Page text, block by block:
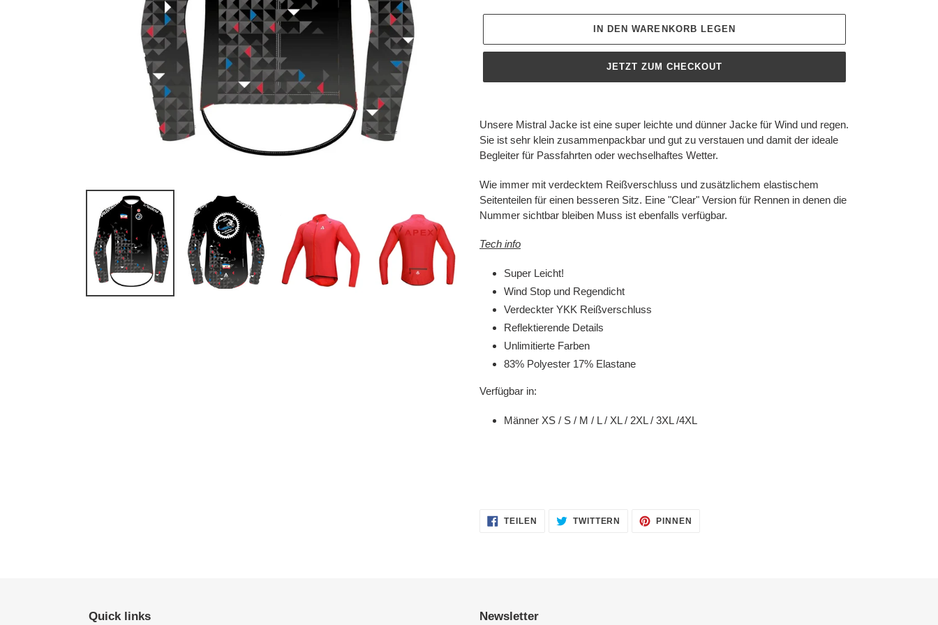
IN DEN WARENKORB LEGEN
JETZT ZUM CHECKOUT
wird
zum
Warenkorb
hinzugefügt
Unsere Mistral Jacke ist eine super leichte und dünner Jacke für Wind und regen.
Sie ist sehr klein zusammenpackbar und gut zu verstauen und damit der ideale
Begleiter für Passfahrten oder wechselhaftes Wetter.
Wie immer mit verdecktem Reißverschluss und zusätzlichem elastischem
Seitenteilen für einen besseren Sitz. Eine "Clear" Version für Rennen in denen die
Nummer sichtbar bleiben Muss ist ebenfalls verfügbar.
Tech info
Super Leicht!
Wind Stop und Regendicht
Verdeckter YKK Reißverschluss
Reflektierende Details
Unlimitierte Farben
83% Polyester 17% Elastane
Verfügbar in:
Männer XS / S / M / L / XL / 2XL / 3XL /4XL
TEILEN
FACEBOOK
TWITTERN AUF
TWITTER
PINNEN
Quick links Newsletter